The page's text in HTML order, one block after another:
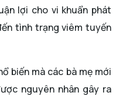
lợi cho vi khuẩn phát
tình trạng viêm tuyến
biến mà các bà mẹ mới
nguyên nhân gây ra